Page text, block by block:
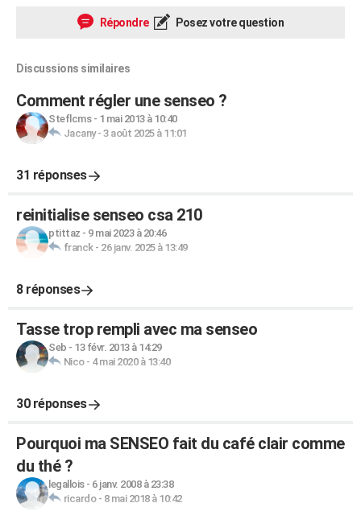
Répondre Posez votre question
Discussions similaires
Comment régler une senseo ?
Steflcms- 1 mai 2013 à 10:40
Jacany- 3 août 2025 à 11:01
31 réponses
reinitialise senseo csa 210
ptittaz - 9 mai 2023 à 20:46
franck- 26 janv. 2025 à 13:49
8 réponses
Tasse trop rempli avec ma senseo
Seb - 13 févr. 2013 à 14:29
Nico- 4 mai 2020 à 13:40
30 réponses
Pourquoi ma SENSEO fait du café clair comme
du thé ?
legallois- 6 janv. 2008 à 23:38
ricardo- 8 mai 2018 à 10:42